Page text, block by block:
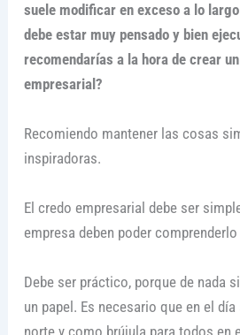
suele modificar en exceso a lo
debe estar muy pensado y bien
recomendarías a la hora de crear
empresarial?
Recomiendo mantener las cosas
inspiradoras.
El credo empresarial debe ser
empresa deben poder
Debe ser práctico, porque de nada
un papel. Es necesario que en el
norte y como brújula para todos en